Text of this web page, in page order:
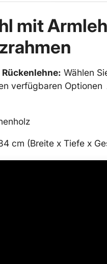
mit
Wählen
verfügbaren
cm (Breite x Tiefe x